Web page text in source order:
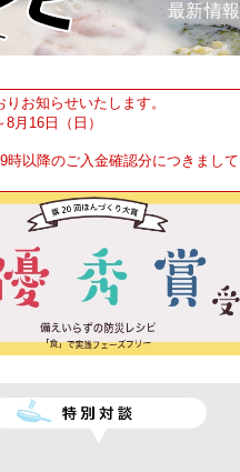
最新情
お知らせいたします。
16日（日）
以降のご入金確認分につきまし